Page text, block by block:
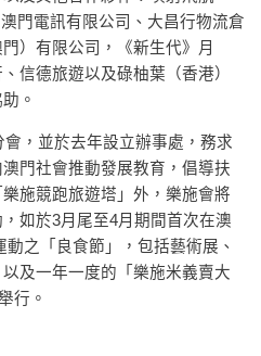
門電訊有限公司、大昌行物流倉
）有限公司，《新生代》月
信德旅遊以及碌柚葉（香港）
。
，並於去年設立辦事處，務求
門社會推動發展教育，倡導扶
施競跑旅遊塔」外，樂施會將
如於3月尾至4月期間首次在澳
之「良食節」，包括藝術展、
及一年一度的「樂施米義賣大
行。